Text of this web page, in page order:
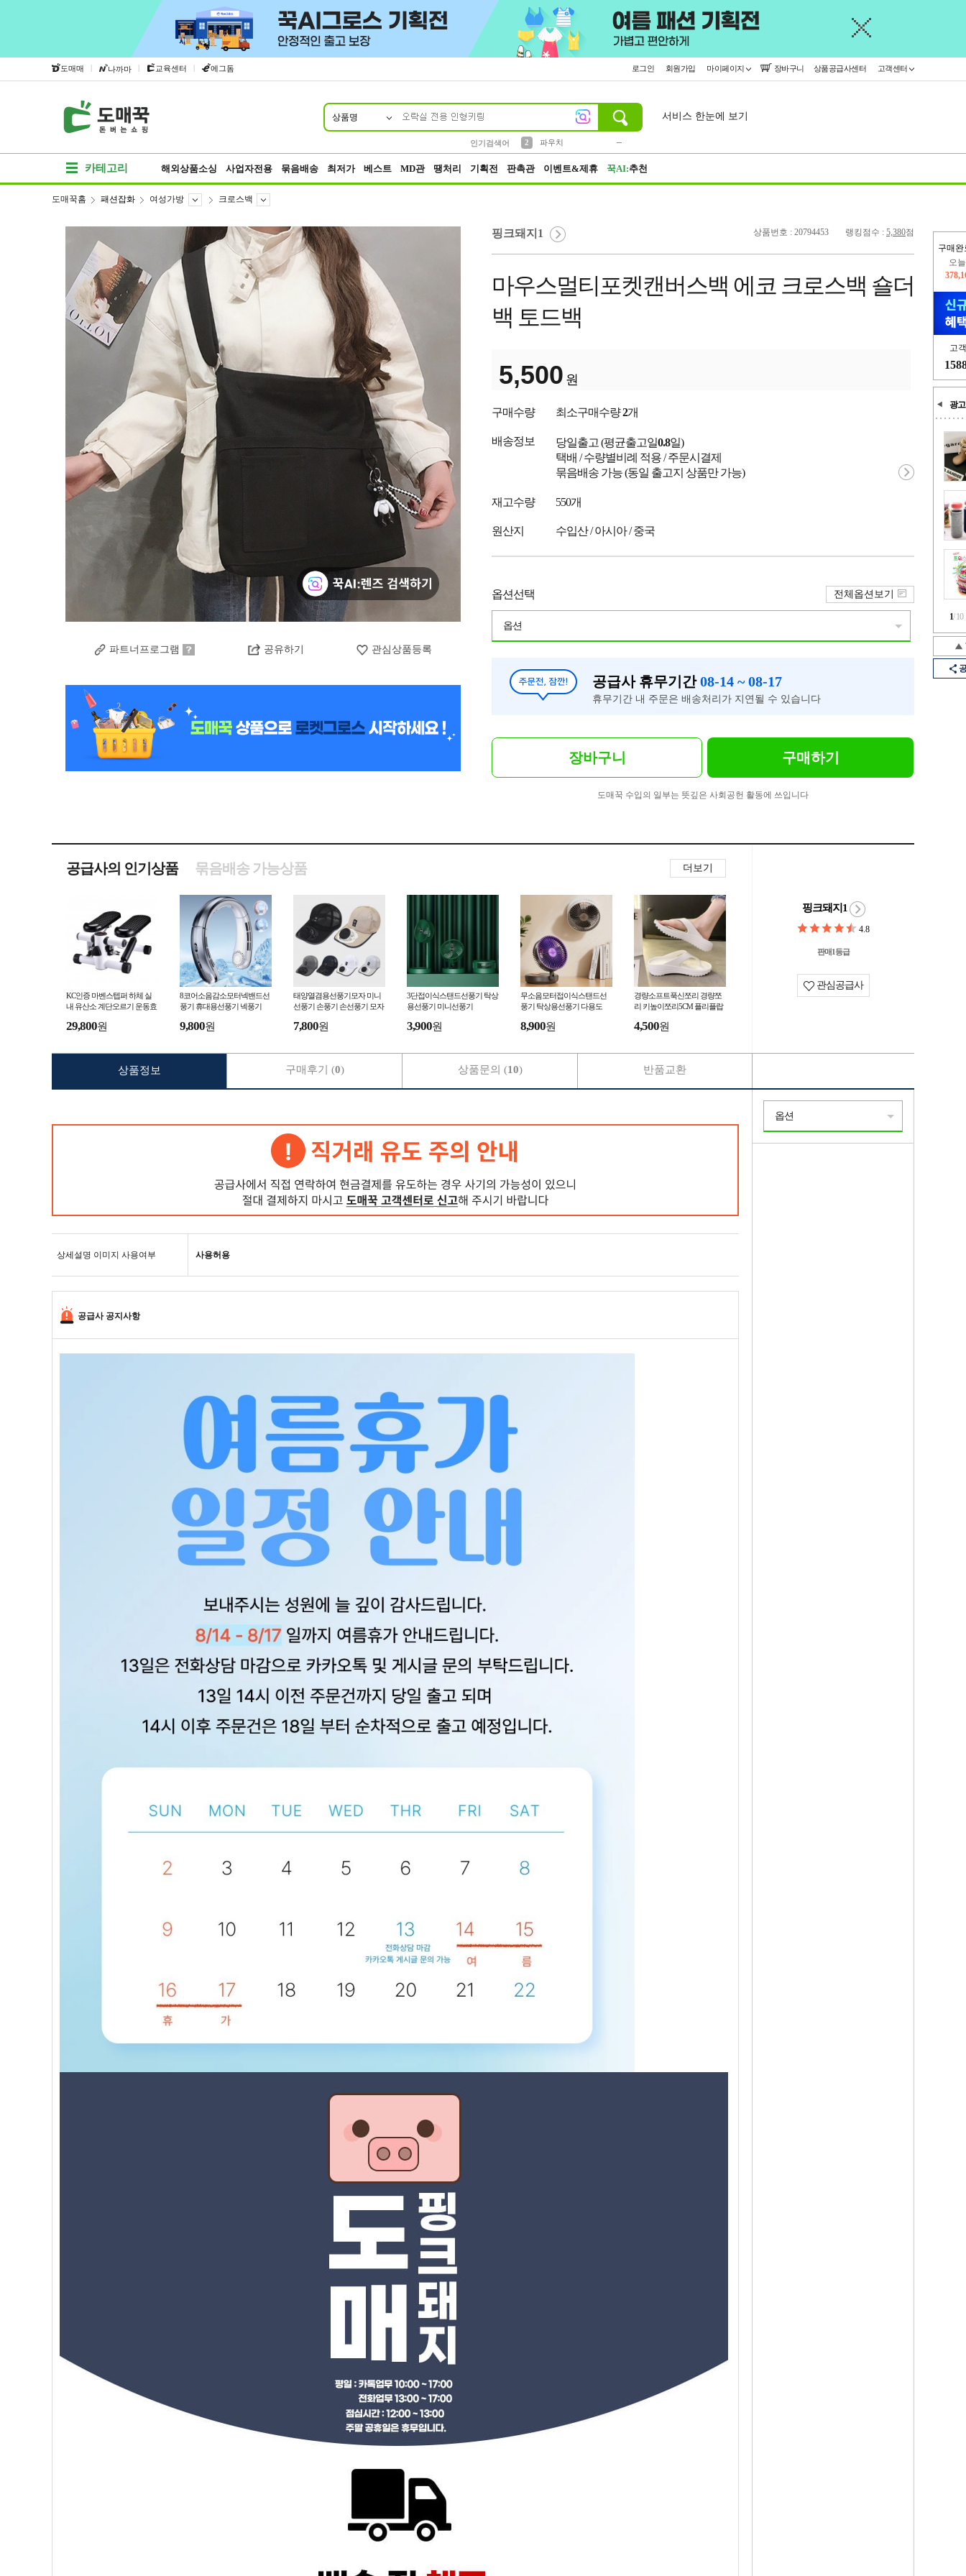
도매매 | 나까마 | 교육센터 | 에그돔 로그인 회원가입 마이페이지 장바구니 상품공급사센터 고객센터
상품명
인기검색어
2
파우치
서비스 한눈에 보기
카테고리 해외상품소싱 사업자전용 묶음배송 최저가 베스트 MD관 땡처리 기획전 판촉관 이벤트&제휴 꾹AI:추천
구매완
오
고
광고
1/10
도매꾹홈 패션잡화 여성가방 크로스백
파트너프로그램 공유하기 관심상품등록
상품번호 : 20794453 랭킹점수 : 5,380점
핑크돼지1
마우스멀티포켓캔버스백 에코 크로스백 숄더
백 토드백
5,500 원
구매수량 최소구매수량2개
배송정보 당일출고 (평균출고일0.8일)
택배 / 수량별비례 적용 / 주문시결제
묶음배송 가능 (동일 출고지 상품만 가능)
재고수량 550개
원산지 수입산 / 아시아 / 중국
옵션선택
옵션
전체옵션보기
공급사 휴무기간08-14 ~ 08-17
휴무기간 내 주문은 배송처리가 지연될 수 있습니다
장바구니 구매하기
도매꾹 수입의 일부는 뜻깊은 사회공헌 활동에 쓰입니다
공급사의 인기상품 더보기
묶음배송 가능상품
KC인증 마벤스텝퍼 하체 실
내 유산소 계단오르기 운동효
29,800원
8코어소음감소모터넥밴드선
풍기 휴대용선풍기 넥풍기
9,800원
태양열겸용선풍기모자 미니
선풍기 손풍기 손선풍기 모자
7,800원
3단접이식스탠드선풍기 탁상
용선풍기 미니선풍기
3,900원
무소음모터접이식스탠드선
풍기 탁상용선풍기 다용도
8,900원
경량소프트푹신쪼리 경량쪼
리 키높이쪼리5CM 플리플랍
4,500원
핑크돼지1
4.8
판매1등급
관심공급사
상세설명 이미지 사용여부 사용허용
공급사 공지사항
상품정보 구매후기 (0) 상품문의 (10) 반품교환
옵션